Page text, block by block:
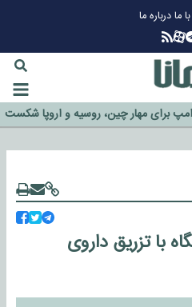
مادرباره ما
پرسپولیس
برای مهار چین، روسیه و اروپا شکست
با تزریق داروی